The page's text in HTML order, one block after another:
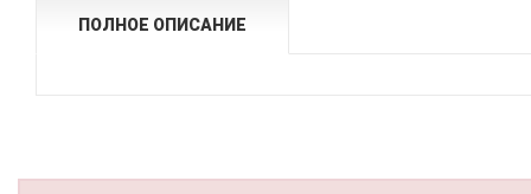
ПОЛНОЕ ОПИСАНИЕ